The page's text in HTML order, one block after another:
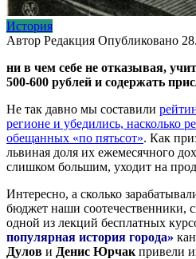
История
Автор Редакция Опубликовано
ни в чем себе не отказывая,
500-600 рублей и содержать
Не так давно мы составили
регионе и убедились, насколько
обещанных «по пятьсот». Как
львиная доля их ежемесячного
слишком большим, уходит на
Интересно, а сколько
бюджет наши соотечественники,
одной из лекций бесплатных
популярная история города»
Дулов и Денис Юрчак привели